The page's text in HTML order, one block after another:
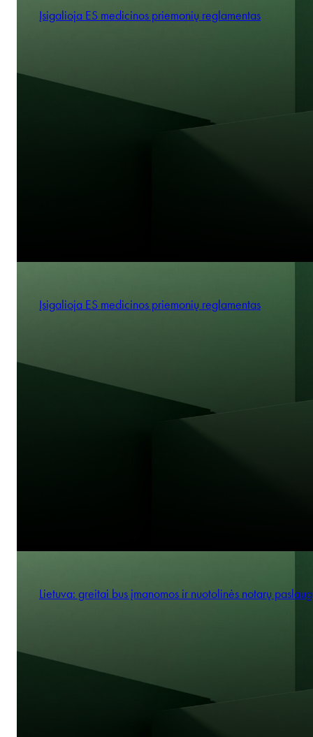
Įsigalioja ES medicinos priemonių reglamentas
Įsigalioja ES medicinos priemonių reglamentas
Lietuva: greitai bus įmanomos ir nuotolinės notarų